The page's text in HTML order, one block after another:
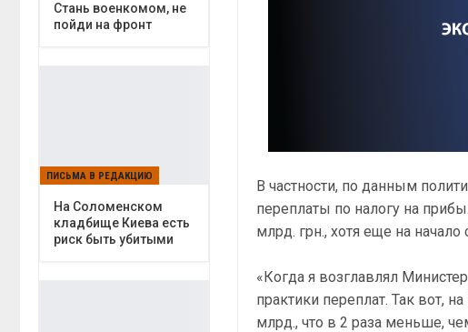
В частности, по данным
переплаты по налогу на
млрд. грн., хотя еще на начало
«Когда я возглавлял
практики переплат. Так вот,
млрд., что в 2 раза меньше,
Cтань военкомом, не
пойди на фронт
ПИСЬМА В РЕДАКЦИЮ
На Соломенском
кладбище Киева есть
риск быть убитыми